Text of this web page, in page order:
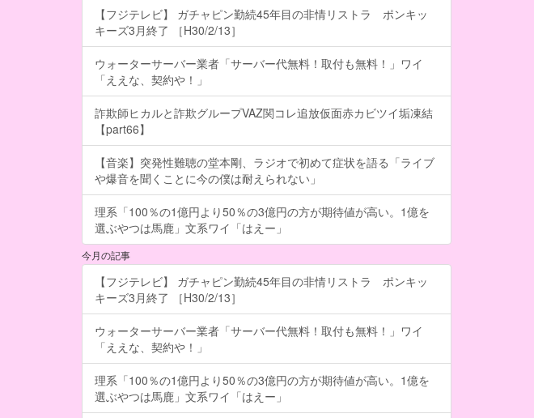
【フジテレビ】 ガチャピン勤続45年目の非情リストラ ポンキッ
キーズ3月終了 ［H30/2/13］
ウォーターサーバー業者「サーバー代無料！取付も無料！」ワイ
「ええな、契約や！」
詐欺師ヒカルと詐欺グループVAZ関コレ追放仮面赤カビツイ垢凍結
【part66】
【音楽】突発性難聴の堂本剛、ラジオで初めて症状を語る「ライブ
や爆音を聞くことに今の僕は耐えられない」
理系「100％の1億円より50％の3億円の方が期待値が高い。1億を
選ぶやつは馬鹿」文系ワイ「はえー」
今月の記事
【フジテレビ】 ガチャピン勤続45年目の非情リストラ ポンキッ
キーズ3月終了 ［H30/2/13］
ウォーターサーバー業者「サーバー代無料！取付も無料！」ワイ
「ええな、契約や！」
理系「100％の1億円より50％の3億円の方が期待値が高い。1億を
選ぶやつは馬鹿」文系ワイ「はえー」